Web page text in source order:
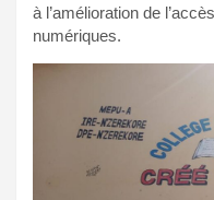
à l’amélioration de
numériques.